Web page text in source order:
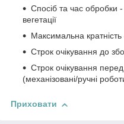
Спосіб та час обробки
вегетації
Максимальна
Строк очікування до
Строк очікування
(механізовані/ручні
Приховати